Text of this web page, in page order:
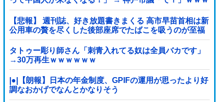
ｗｗｗｗｗｗｗｗｗｗｗｗ
【悲報】 週刊誌、好き放題書きまくる 高市早苗首相は新
公用車の贅を尽くした後部座席でたばこを吸うのが至福
の時間「どんどん延びる乗車時間」
タトゥー彫り師さん「刺青入れてる奴は全員バカです」
→30万再生ｗｗｗｗｗｗ
|●|【朗報】日本の年金制度、GPIFの運用が思ったより好
調なおかげでなんとかなりそう